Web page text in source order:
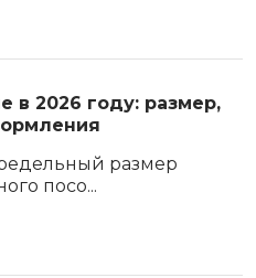
в 2026 году: размер,
размер
посо...